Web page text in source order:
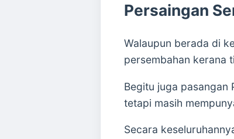
Persaingan
Walaupun berada di
persembahan kerana
Begitu juga pasangan
tetapi masih
Secara